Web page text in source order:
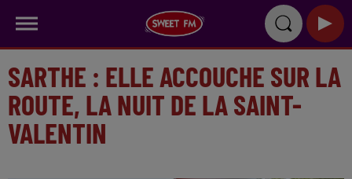
SARTHE : ELLE ACCOUCHE SUR LA
ROUTE, LA NUIT DE LA SAINT-
VALENTIN